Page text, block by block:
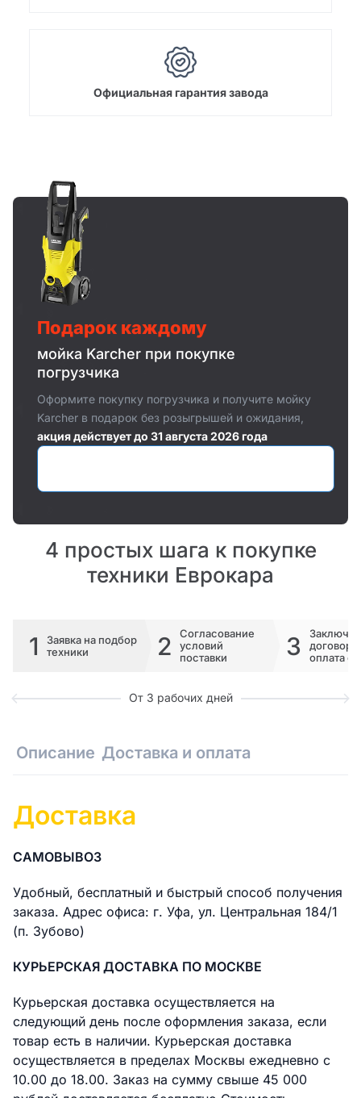
Официальная гарантия завода
Подарок каждому
мойка Karcher при покупке
погрузчика
Оформите покупку погрузчика и получите мойку
Karcher в подарок без розыгрышей и ожидания,
акция действует до 31 августа 2026 года
4 простых шага к покупке
техники Еврокара
1
Заявка на подбор
техники
2
Согласование
условий
поставки
3
договора
оплата
От 3 рабочих дней
Описание Доставка и оплата
Доставка
САМОВЫВОЗ
Удобный, бесплатный и быстрый способ получения
заказа. Адрес офиса: г. Уфа, ул. Центральная 184/1
(п. Зубово)
КУРЬЕРСКАЯ ДОСТАВКА ПО МОСКВЕ
Курьерская доставка осуществляется на
следующий день после оформления заказа, если
товар есть в наличии. Курьерская доставка
осуществляется в пределах Москвы ежедневно с
10.00 до 18.00. Заказ на сумму свыше 45 000